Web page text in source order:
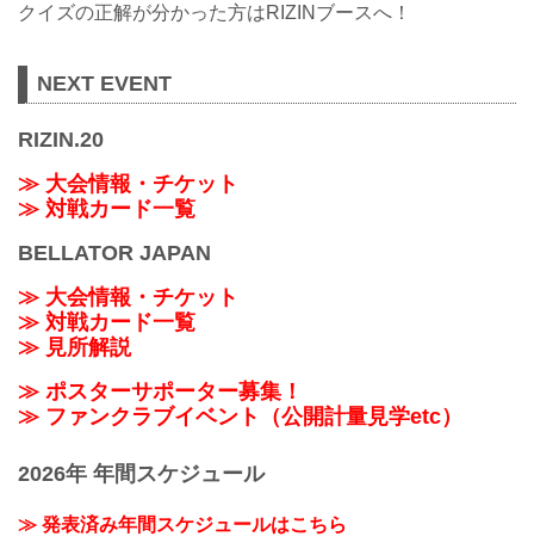
クイズの正解が分かった方はRIZINブースへ！
NEXT EVENT
RIZIN.20
≫ 大会情報・チケット
≫ 対戦カード一覧
BELLATOR JAPAN
≫ 大会情報・チケット
≫ 対戦カード一覧
≫ 見所解説
≫ ポスターサポーター募集！
≫ ファンクラブイベント（公開計量見学etc）
2026年 年間スケジュール
≫ 発表済み年間スケジュールはこちら